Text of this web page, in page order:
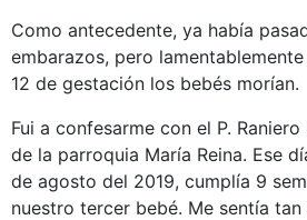
Como antecedente, ya había
embarazos, pero
12 de gestación los bebés morían.
Fui a confesarme con el P.
de la parroquia María Reina. Ese
de agosto del 2019, cumplía 9
nuestro tercer bebé. Me sentía